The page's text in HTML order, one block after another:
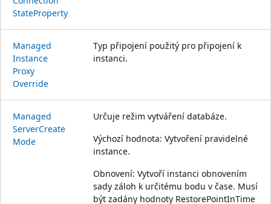
StateProperty
Managed
Instance
Proxy
Override
Typ připojení použitý pro připojení k
instanci.
Managed
ServerCreate
Mode
Určuje režim vytváření databáze.
Výchozí hodnota: Vytvoření pravidelné
instance.
Obnovení: Vytvoří instanci obnovením
sady záloh k určitému bodu v čase. Musí
být zadány hodnoty RestorePointInTime